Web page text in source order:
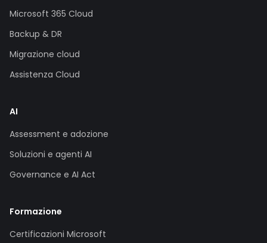
Microsoft 365 Cloud
Backup & DR
Migrazione cloud
Assistenza Cloud
AI
Assessment e adozione
Soluzioni e agenti AI
Governance e AI Act
Formazione
Certificazioni Microsoft